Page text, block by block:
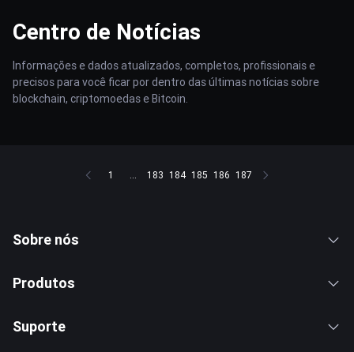
Centro de Notícias
Informações e dados atualizados, completos, profissionais e
precisos para você ficar por dentro das últimas notícias sobre
blockchain, criptomoedas e Bitcoin.
1 ... 183 184 185 186 187
Sobre nós
Produtos
Suporte